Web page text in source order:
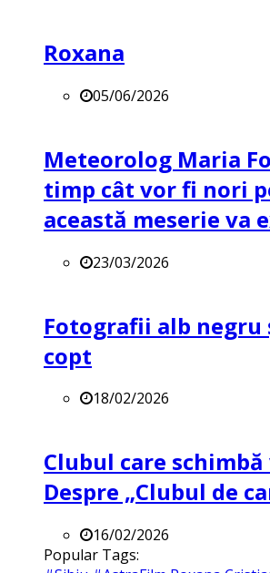
Roxana
05/06/2026
Meteorolog Maria
timp cât vor fi nori
această meserie va
23/03/2026
Fotografii alb negru
copt
18/02/2026
Clubul care
Despre „Clubul de
16/02/2026
Popular Tags: